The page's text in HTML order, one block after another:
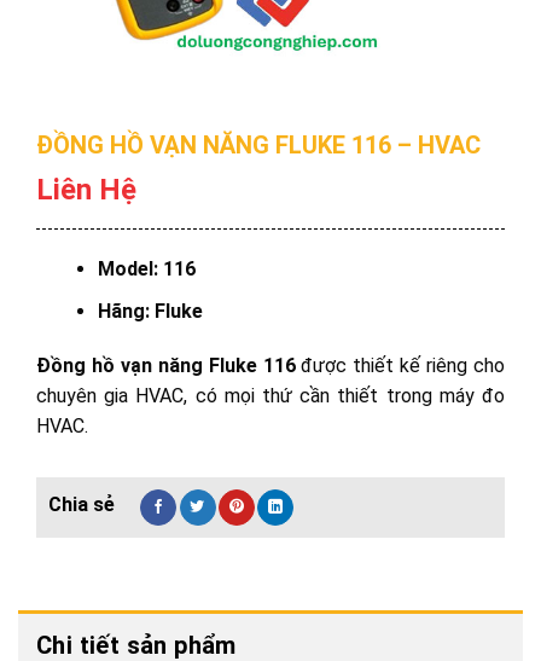
ĐỒNG HỒ VẠN NĂNG FLUKE 116 – HVAC
Liên Hệ
Model: 116
Hãng: Fluke
Đồng hồ vạn năng Fluke 116được thiết kế riêng cho
chuyên gia HVAC, có mọi thứ cần thiết trong máy đo
HVAC.
Chi tiết sản phẩm